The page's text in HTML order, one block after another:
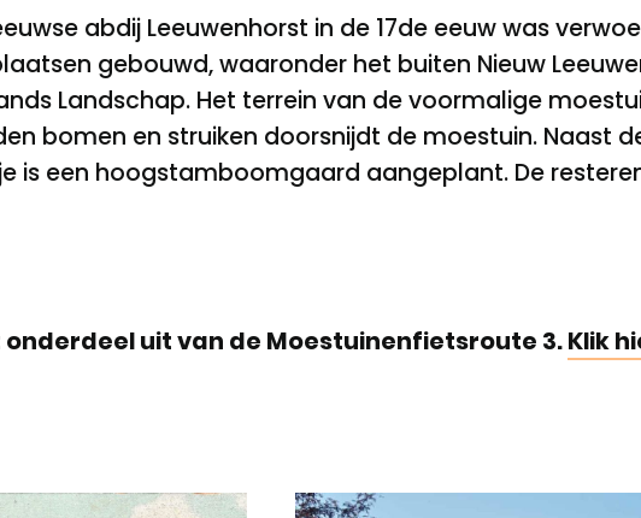
abdij Leeuwenhorst in de 17de eeuw was
gebouwd, waaronder het buiten Nieuw
Landschap. Het terrein van de voormalige
bomen en struiken doorsnijdt de moestuin. Naast
is een hoogstamboomgaard aangeplant. De
onderdeel uit van de Moestuinenfietsroute 3.Klik